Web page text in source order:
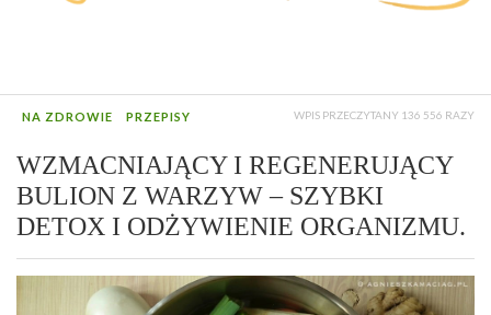
NA ZDROWIE PRZEPISY WPIS PRZECZYTANY 136 556 RAZY
WZMACNIAJĄCY I REGENERUJĄCY
BULION Z WARZYW – SZYBKI
DETOX I ODŻYWIENIE ORGANIZMU.